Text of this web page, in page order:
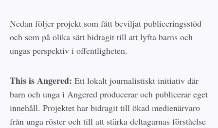
Nedan följer projekt som fått beviljat publiceringsstöd
och som på olika sätt bidragit till att lyfta barns och
ungas perspektiv i offentligheten.
This is Angered: Ett lokalt journalistiskt initiativ där
barn och unga i Angered producerar och publicerar eget
innehåll. Projektet har bidragit till ökad medienärvaro
från unga röster och till att stärka deltagarnas förståelse